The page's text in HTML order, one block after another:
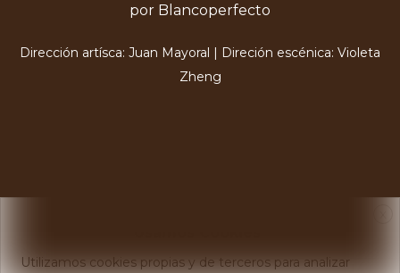
por Blancoperfecto
Dirección artísca: Juan Mayoral | Direción escénica: Violeta
Zheng
Utilizamos cookies propias y de terceros para analizar